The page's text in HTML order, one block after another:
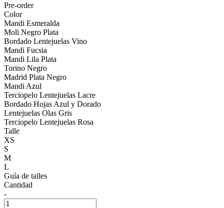
Pre-order
Color
Mandi Esmeralda
Moli Negro Plata
Bordado Lentejuelas Vino
Mandi Fucsia
Mandi Lila Plata
Torino Negro
Madrid Plata Negro
Mandi Azul
Terciopelo Lentejuelas Lacre
Bordado Hojas Azul y Dorado
Lentejuelas Olas Gris
Terciopelo Lentejuelas Rosa
Talle
XS
S
M
L
Guía de talles
Cantidad
-